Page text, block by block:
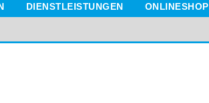
DIENSTLEISTUNGEN ONLINESHOP